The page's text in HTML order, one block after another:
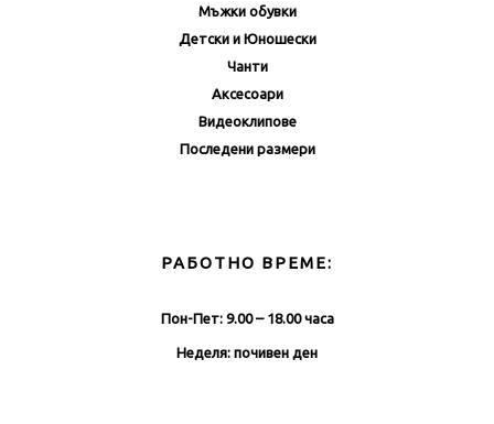
Мъжки обувки
Детски и Юношески
Чанти
Аксесоари
Видеоклипове
Последени размери
РАБОТНО ВРЕМЕ:
Пон-Пет: 9.00 – 18.00 часа
Неделя: почивен ден